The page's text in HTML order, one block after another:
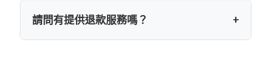
習，都會有新的體悟。
請問有提供退款服務嗎？
+